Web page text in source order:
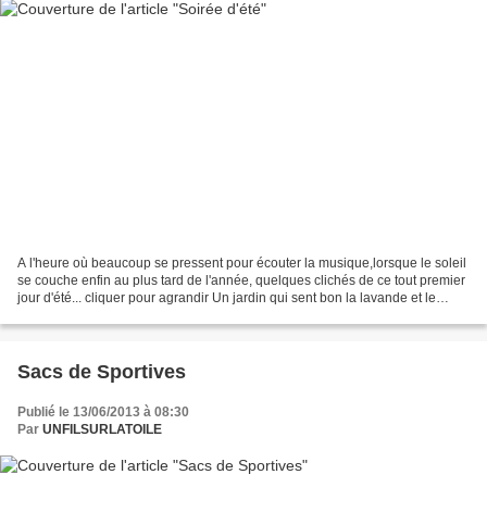
A l'heure où beaucoup se pressent pour écouter la musique,lorsque le soleil
se couche enfin au plus tard de l'année, quelques clichés de ce tout premier
jour d'été... cliquer pour agrandir Un jardin qui sent bon la lavande et le
Sacs de Sportives
Publié le 13/06/2013 à 08:30
Par UNFILSURLATOILE